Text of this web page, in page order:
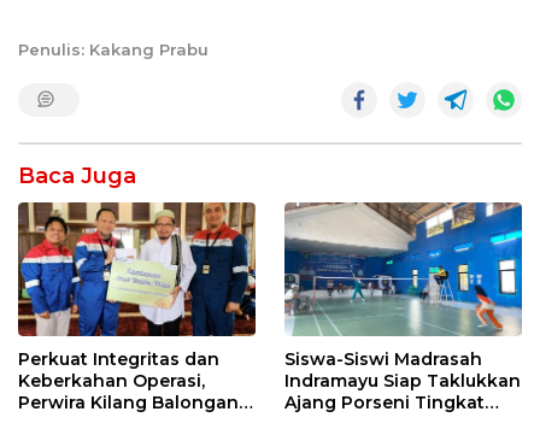
Penulis: Kakang Prabu
Baca Juga
Perkuat Integritas dan
Keberkahan Operasi,
Perwira Kilang Balongan
Siswa-Siswi Madrasah
Indramayu Siap Taklukkan
Ajang Porseni Tingkat